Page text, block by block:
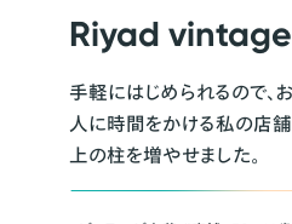
Riyad vintage
手軽にはじめられるので、
人に時間をかける私の店舗
上の柱を増やせました。